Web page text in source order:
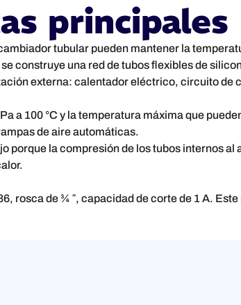
principales
tubular pueden mantener la
construye una red de tubos flexibles de
externa: calentador eléctrico, circuito
a 100 °C y la temperatura máxima que
de aire automáticas.
porque la compresión de los tubos internos
rosca de ¾ ″, capacidad de corte de 1 A.